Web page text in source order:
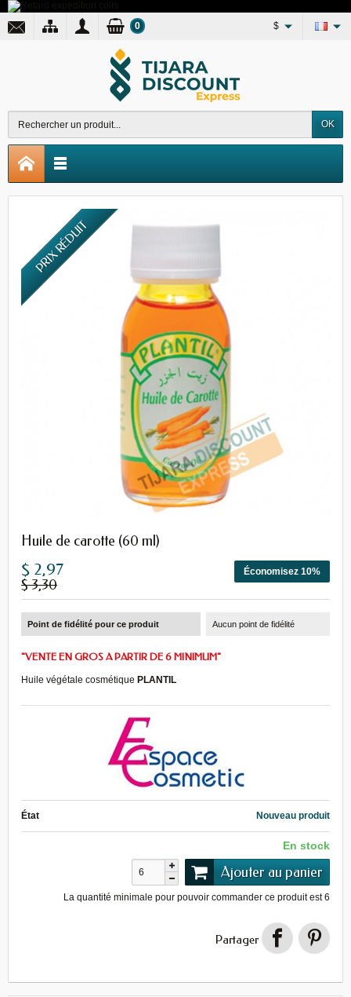
$
OK
0
PRIX RÉDUIT
Huile de carotte (60 ml)
Économisez 10%
$ 2,97
$ 3,30
Point de fidélité pour ce produit Aucun point de fidélité
"VENTE EN GROS A PARTIR DE 6 MINIMUM"
Huile végétale cosmétique PLANTIL
État Nouveau produit
En stock
Ajouter au panier
La quantité minimale pour pouvoir commander ce produit est6
Partager